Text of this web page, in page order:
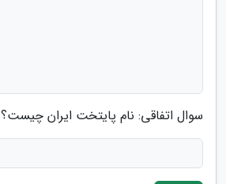
سوال اتفاقی: نام پایتخت ایران چیست؟